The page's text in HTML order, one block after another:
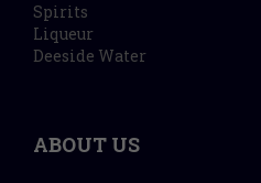
Spirits
Liqueur
Deeside Water
ABOUT US